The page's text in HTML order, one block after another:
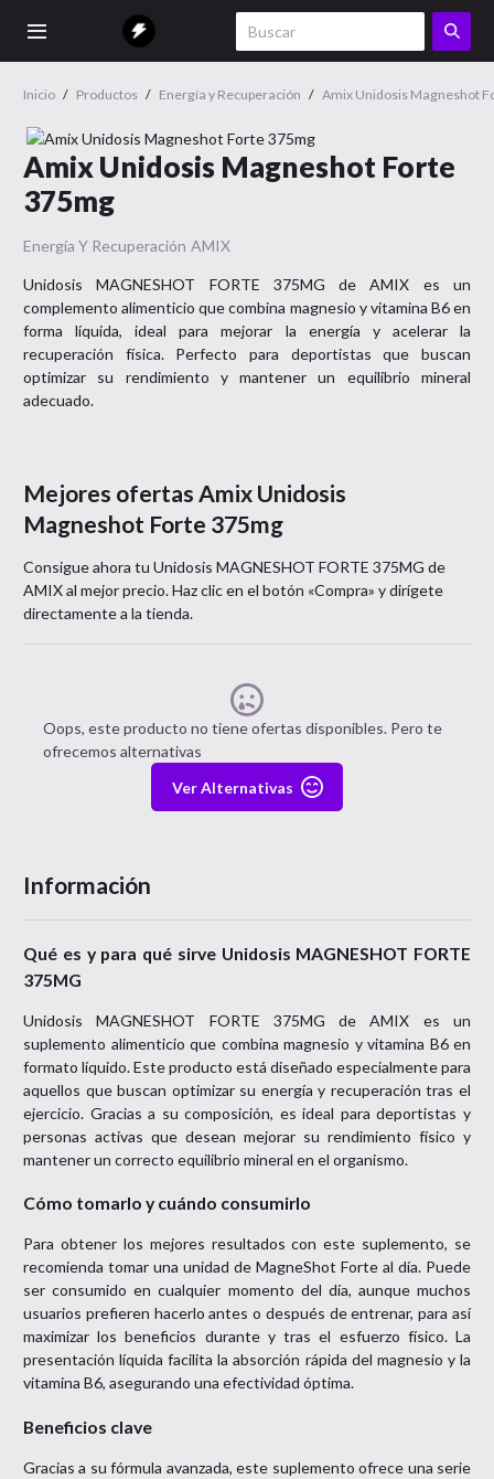
Inicio / Productos / Energía y Recuperación / Amix Unidosis Magneshot
Amix Unidosis Magneshot Forte
375mg
Energía Y Recuperación AMIX
Unidosis MAGNESHOT FORTE 375MG de AMIX es un
complemento alimenticio que combina magnesio y vitamina B6 en
forma líquida, ideal para mejorar la energía y acelerar la
recuperación física. Perfecto para deportistas que buscan
optimizar su rendimiento y mantener un equilibrio mineral
adecuado.
Mejores ofertas Amix Unidosis
Magneshot Forte 375mg
Consigue ahora tu Unidosis MAGNESHOT FORTE 375MG de
AMIXal mejor precio. Haz clic en el botón «Compra» y dirígete
directamente a la tienda.
Oops, este producto no tiene ofertas disponibles. Pero te
ofrecemos alternativas
Ver Alternativas
Información
Qué es y para qué sirve Unidosis MAGNESHOT FORTE
375MG
Unidosis MAGNESHOT FORTE 375MG de AMIX es un
suplemento alimenticio que combina magnesio y vitamina B6 en
formato líquido. Este producto está diseñado especialmente para
aquellos que buscan optimizar su energía y recuperación tras el
ejercicio. Gracias a su composición, es ideal para deportistas y
personas activas que desean mejorar su rendimiento físico y
mantener un correcto equilibrio mineral en el organismo.
Cómo tomarlo y cuándo consumirlo
Para obtener los mejores resultados con este suplemento, se
recomienda tomar una unidad de MagneShot Forte al día. Puede
ser consumido en cualquier momento del día, aunque muchos
usuarios prefieren hacerlo antes o después de entrenar, para así
maximizar los beneficios durante y tras el esfuerzo físico. La
presentación líquida facilita la absorción rápida del magnesio y la
vitamina B6, asegurando una efectividad óptima.
Beneficios clave
Gracias a su fórmula avanzada, este suplemento ofrece una serie